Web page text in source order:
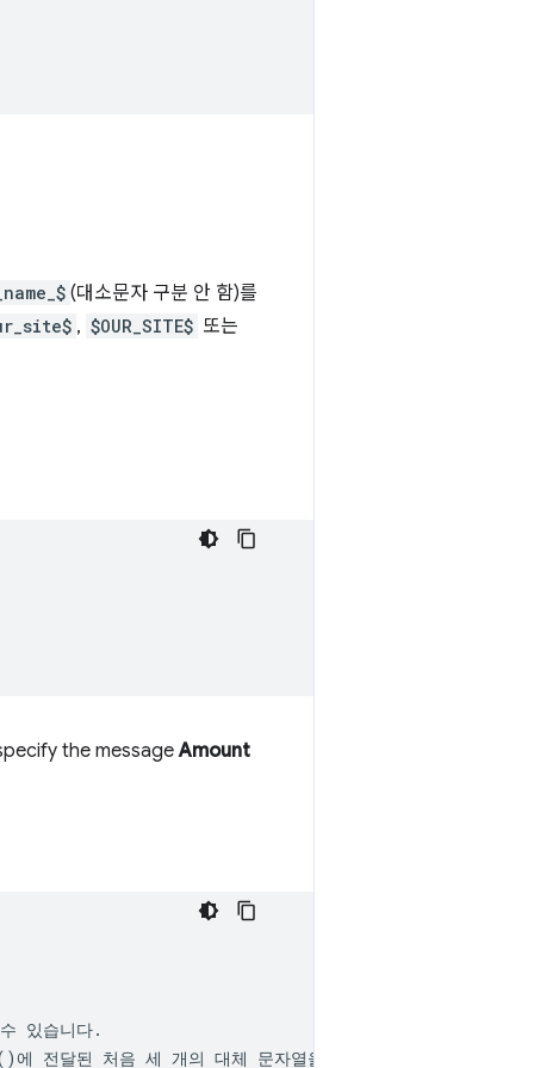
(대소문자 구분 안 함)를
, $OUR_SITE$ 또는
the messageAmount
있습니다.
에 전달된 처음 세 개의 대체 문자열을 나타냅니다.